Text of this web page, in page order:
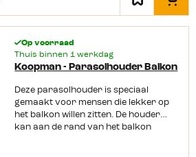
In het
Op voorraad
Thuis binnen 1 werkdag
Koopman - Parasolhouder Balkon
Deze parasolhouder is speciaal
gemaakt voor mensen die lekker op
het balkon willen zitten. De houder
kan aan de rand van het balkon